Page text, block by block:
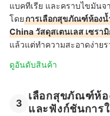
แบคทีเรีย และคราบไขมัน
โดยการเลือกสุขภัณฑ์ห้องน้
China วัสดุสเตนเลส เซรา
แล้วแต่ทำความสะอาดง่าย
ดูอันดับสินค้า
3
เลือกสุขภัณฑ์ห้อ
และฟังก์ชันการ